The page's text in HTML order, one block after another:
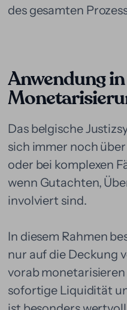
des gesamten
Anwendung
Das belgische
sich immer noch
oder bei komplexen
wenn Gutachten,
involviert sind.
In diesem Rahmen
nur auf die Deckung
vorab
sofortige Liquidität